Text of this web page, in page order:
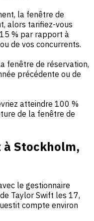
la fenêtre de
alors tarifiez-vous
% par rapport à
de vos concurrents.
fenêtre de réservation,
précédente ou de
atteindre 100 %
de la fenêtre de
à Stockholm,
le gestionnaire
Taylor Swift les 17,
compte environ